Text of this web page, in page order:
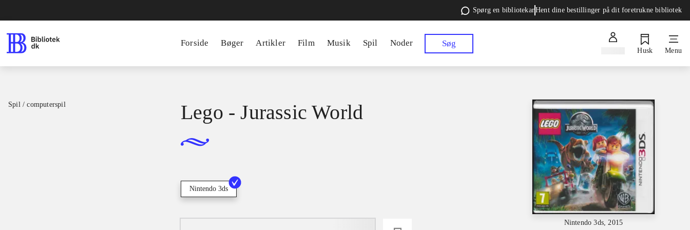
Spørg en bibliotekarHent dine bestillinger på dit foretrukne bibliotek
Forside Bøger Artikler Film Musik Spil Noder Søg
Husk Menu
Spil / computerspil
Nintendo 3ds, 2015
Lego - Jurassic World
Nintendo 3ds